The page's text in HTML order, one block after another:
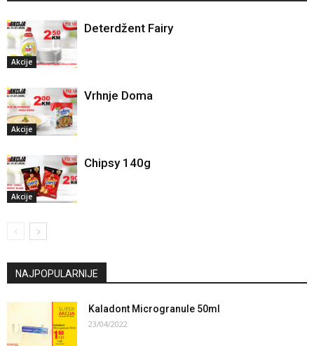
Akcije
Deterdžent Fairy
Akcije
Vrhnje Doma
Akcije
Chipsy 140g
NAJPOPULARNIJE
Kaladont Microgranule 50ml
23/04/2022